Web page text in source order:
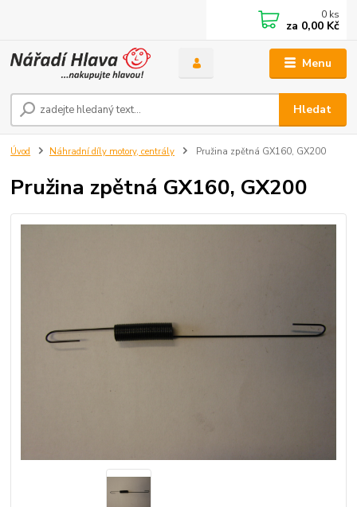
Menu
Hledat
0 ks
za 0,00 Kč
Úvod Náhradní díly motory, centrály Pružina zpětná GX160, GX200
Pružina zpětná GX160, GX200